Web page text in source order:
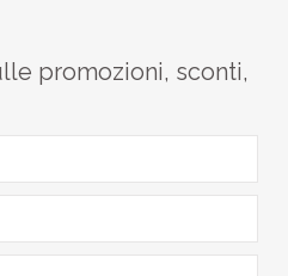
promozioni, sconti,